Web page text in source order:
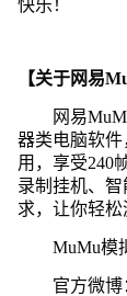
快乐！
【关于网易
网易
器类电脑软
用，享受240
录制挂机、
求，让你轻松
MuMu模
官方微